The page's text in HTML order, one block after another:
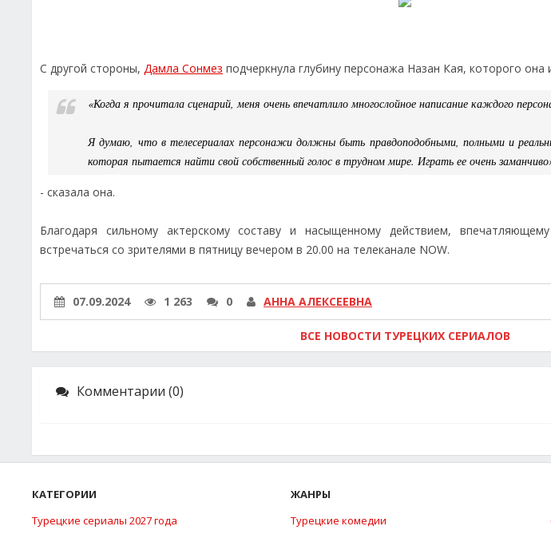
С другой стороны, Дамла Сонмез подчеркнула глубину персонажа Назан Кая, которого она
«Когда я прочитала сценарий, меня очень впечатлило многослойное написание каждого
Я думаю, что в телесериалах персонажи должны быть правдоподобными, полными и
которая пытается найти свой собственный голос в трудном мире. Играть ее очень
- сказала она.
Благодаря сильному актерскому составу и насыщенному действием,
встречаться со зрителями в пятницу вечером в 20.00 на телеканале NOW.
07.09.2024 1 263 0 АННА АЛЕКСЕЕВНА
ВСЕ НОВОСТИ ТУРЕЦКИХ СЕРИАЛОВ
Комментарии (0)
КАТЕГОРИИ
Турецкие сериалы 2027 года
ЖАНРЫ
Турецкие комедии